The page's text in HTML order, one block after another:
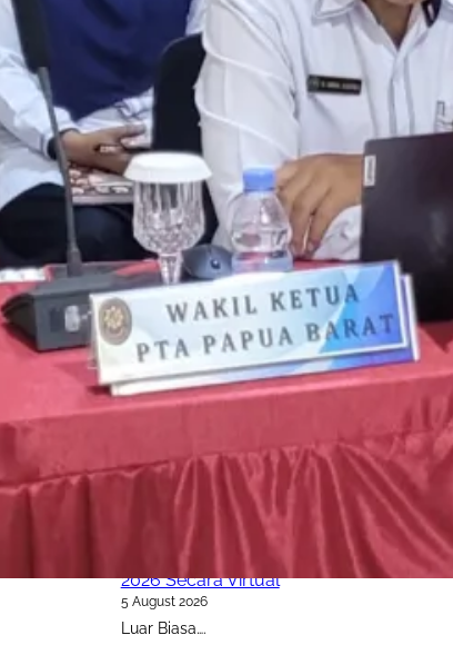
Komentar Terakhir
Raswin onRapat Berkala Umum serta
Monev Kinerja Kepaniteraan
Pengadilan Agama Sewilayah Hukum
PTA Papua Barat Bulan Agustus
6 August 2026
Semoga Lebih meningkatkan kinerja
Akramon Rapat Berkala Umum serta
Monev Kinerja Kepaniteraan
Pengadilan Agama Sewilayah Hukum
PTA Papua Barat Bulan Agustus
6 August 2026
Kobarkan semangat untuk tetap
meningkatkan kinerja terbaik dengan tetap
menjunjung tinggi integritas untuk kemajuan
Pengadilan Tinggi Agama Papua Barat,
on
PTA Papua Barat Hadiri
Forum Konsultasi Publik (FKP) Tahun
2026 Secara Virtual
5 August 2026
Luar Biasa….